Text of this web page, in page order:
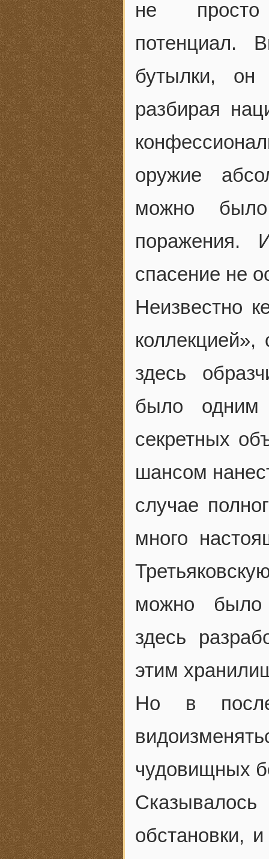
не просто
потенциал.
бутылки, он
разбирая
оружие
можно
поражения.
спасение не
Неизвестно
здесь
было
секретных
шансом
случае
много
можно было
здесь
этим
Но в
чудовищных
обстановки,